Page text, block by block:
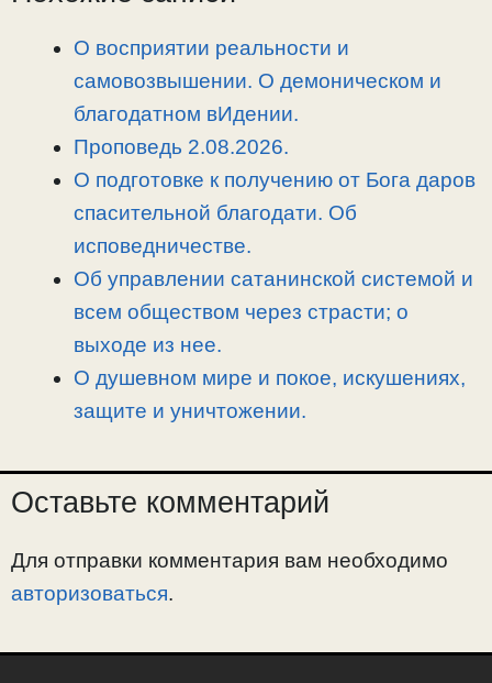
О восприятии реальности и
самовозвышении. О демоническом и
благодатном вИдении.
Проповедь 2.08.2026.
О подготовке к получению от Бога даров
спасительной благодати. Об
исповедничестве.
Об управлении сатанинской системой и
всем обществом через страсти; о
выходе из нее.
О душевном мире и покое, искушениях,
защите и уничтожении.
Оставьте комментарий
Для отправки комментария вам необходимо
авторизоваться.